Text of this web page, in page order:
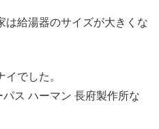
は給湯器のサイズが大きくな
でした。
ス ハーマン 長府製作所な